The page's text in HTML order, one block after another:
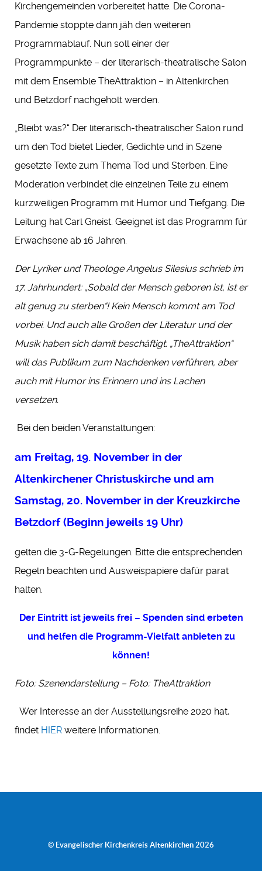
Kirchengemeinden vorbereitet hatte. Die Corona-
Pandemie stoppte dann jäh den weiteren
Programmablauf. Nun soll einer der
Programmpunkte – der literarisch-theatralische Salon
mit dem Ensemble TheAttraktion – in Altenkirchen
und Betzdorf nachgeholt werden.
„Bleibt was?“ Der literarisch-theatralischer Salon rund
um den Tod bietet Lieder, Gedichte und in Szene
gesetzte Texte zum Thema Tod und Sterben. Eine
Moderation verbindet die einzelnen Teile zu einem
kurzweiligen Programm mit Humor und Tiefgang. Die
Leitung hat Carl Gneist. Geeignet ist das Programm für
Erwachsene ab 16 Jahren.
Der Lyriker und Theologe Angelus Silesius schrieb im
17. Jahrhundert: „Sobald der Mensch geboren ist, ist er
alt genug zu sterben“! Kein Mensch kommt am Tod
vorbei. Und auch alle Großen der Literatur und der
Musik haben sich damit beschäftigt. „TheAttraktion“
will das Publikum zum Nachdenken verführen, aber
auch mit Humor ins Erinnern und ins Lachen
versetzen.
Bei den beiden Veranstaltungen:
am Freitag, 19. November in der
Altenkirchener Christuskirche und am
Samstag, 20. November in der Kreuzkirche
Betzdorf (Beginn jeweils 19 Uhr)
gelten die 3-G-Regelungen. Bitte die entsprechenden
Regeln beachten und Ausweispapiere dafür parat
halten.
Der Eintritt ist jeweils frei – Spenden sind erbeten
und helfen die Programm-Vielfalt anbieten zu
können!
Foto: Szenendarstellung – Foto: TheAttraktion
Wer Interesse an der Ausstellungsreihe 2020 hat,
findet HIER weitere Informationen.
© Evangelischer Kirchenkreis Altenkirchen 2026